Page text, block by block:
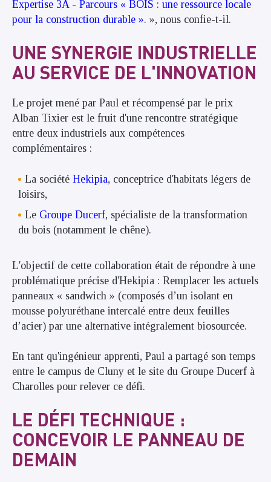
Expertise 3A - Parcours « BOIS : une ressource locale
pour la construction durable ». », nous confie-t-il.
UNE SYNERGIE INDUSTRIELLE
AU SERVICE DE L'INNOVATION
Le projet mené par Paul et récompensé par le prix
Alban Tixier est le fruit d'une rencontre stratégique
entre deux industriels aux compétences
complémentaires :
La société Hekipia, conceptrice d'habitats légers de
loisirs,
Le Groupe Ducerf, spécialiste de la transformation
du bois (notamment le chêne).
L'objectif de cette collaboration était de répondre à une
problématique précise d'Hekipia : Remplacer les actuels
panneaux « sandwich » (composés d’un isolant en
mousse polyuréthane intercalé entre deux feuilles
d’acier) par une alternative intégralement biosourcée.
En tant qu'ingénieur apprenti, Paul a partagé son temps
entre le campus de Cluny et le site du Groupe Ducerf à
Charolles pour relever ce défi.
LE DÉFI TECHNIQUE :
CONCEVOIR LE PANNEAU DE
DEMAIN